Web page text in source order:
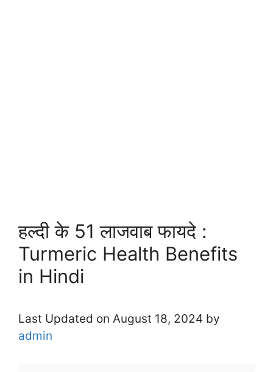
हल्दी के 51 लाजवाब फायदे :
Turmeric Health Benefits
in Hindi
Last Updated on August 18, 2024 by
admin